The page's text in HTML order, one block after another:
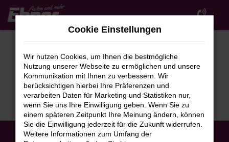
Zum
Hauptinhalt
Cookie Einstellungen
Wir nutzen Cookies, um Ihnen die bestmögliche
Nutzung unserer Webseite zu ermöglichen und unsere
Kommunikation mit Ihnen zu verbessern. Wir
berücksichtigen hierbei Ihre Präferenzen und
verarbeiten Daten für Marketing und Statistiken nur,
wenn Sie uns Ihre Einwilligung geben. Wenn Sie zu
einem späteren Zeitpunkt Ihre Meinung ändern, können
Sie die Einwilligung jederzeit für die Zukunft widerrufen.
Weitere Informationen zum Umfang der